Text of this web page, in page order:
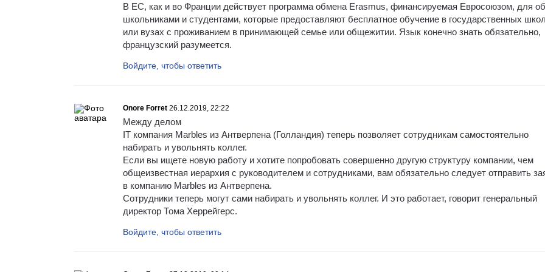
В ЕС, как и во Франции действует программа обмена Erasmus, финансируемая Евросоюзом, для
школьниками и студентами, которые предоставляют бесплатное обучение в государственных
или вузах с проживанием в принимающей семье или общежитии. Язык конечно знать обязательно,
французский разумеется.
Войдите, чтобы ответить
Onore Forret 26.12.2019, 22:22
Между делом
IT компания Marbles из Антверпена (Голландия) теперь позволяет сотрудникам самостоятельно
набирать и увольнять коллег.
Если вы ищете новую работу и хотите попробовать совершенно другую структуру компании, чем
общеизвестная иерархия с руководителем и сотрудниками, вам обязательно следует отправить
в компанию Marbles из Антверпена.
Сотрудники теперь могут сами набирать и увольнять коллег. И это работает, говорит генеральный
директор Тома Херрейгерс.
Войдите, чтобы ответить